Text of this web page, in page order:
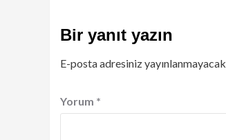
Bir yanıt yazın
E-posta adresiniz yayınlanmayacak.
Yorum *